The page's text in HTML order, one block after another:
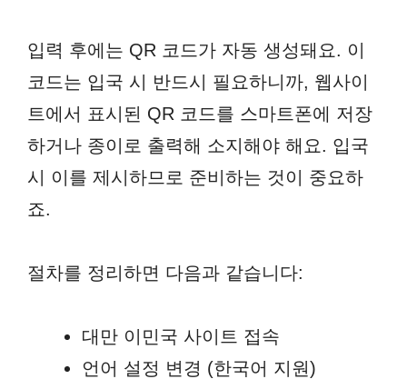
입력 후에는 QR 코드가 자동 생성돼요. 이
코드는 입국 시 반드시 필요하니까, 웹사이
트에서 표시된 QR 코드를 스마트폰에 저장
하거나 종이로 출력해 소지해야 해요. 입국
시 이를 제시하므로 준비하는 것이 중요하
죠.
절차를 정리하면 다음과 같습니다:
대만 이민국 사이트 접속
언어 설정 변경 (한국어 지원)